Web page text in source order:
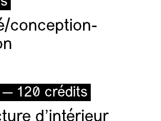
conception-
120 crédits
d’intérieur